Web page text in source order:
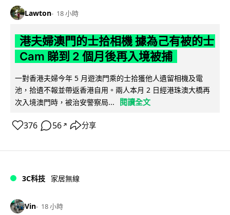
Lawton 18 小時
港夫婦澳門的士拾相機 據為己有被的士
Cam 睇到 2 個月後再入境被捕
一對香港夫婦今年 5 月遊澳門乘的士拾獲他人遺留相機及電
池，拾遺不報並帶返香港自用。兩人本月 2 日經港珠澳大橋再
次入境澳門時，被治安警察局...
閱讀全文
376 56 ↗ 分享
3C科技 家居無線
Vin 18 小時